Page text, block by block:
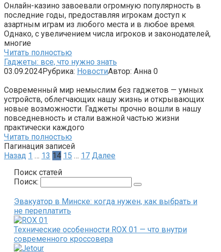
Онлайн-казино завоевали огромную популярность в
последние годы, предоставляя игрокам доступ к
азартным играм из любого места и в любое время.
Однако, с увеличением числа игроков и законодателей,
многие
Читать полностью
Гаджеты: все, что нужно знать
03.09.2024Рубрика: НовостиАвтор: Анна 0
Современный мир немыслим без гаджетов — умных
устройств, облегчающих нашу жизнь и открывающих
новые возможности. Гаджеты прочно вошли в нашу
повседневность и стали важной частью жизни
практически каждого
Читать полностью
Пагинация записей
Назад 1 … 13 14 15 … 17 Далее
Поиск статей
Поиск:
Эвакуатор в Минске: когда нужен, как выбрать и
не переплатить
Технические особенности ROX 01 — что внутри
современного кроссовера